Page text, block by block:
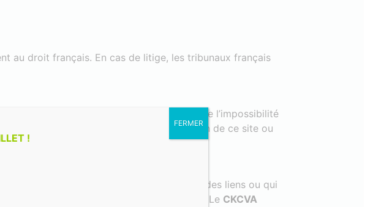
au droit français. En cas de litige, les tribunaux français
de l’utilisation de ce site web, ou de l’impossibilité
virus, résultant de l’accès ou de l’utilisation de ce site ou
sites internet vers lesquels il a créé des liens ou qui
site web se fait aux risques de l’utilisateur. Le CKCVA
!
FERMER